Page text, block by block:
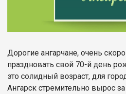
Дорогие ангарчане, очень
праздновать свой 70-й день
это солидный возраст, для
Ангарск стремительно вырос